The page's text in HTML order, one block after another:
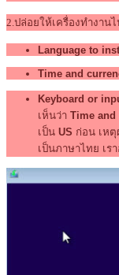
2.ปล่อยให้เครื่องทำงาน
Language to
Time and
Keyboard or
เห็นว่า Time
เป็น US ก่อน เหตุ
เป็นภาษาไทย เร